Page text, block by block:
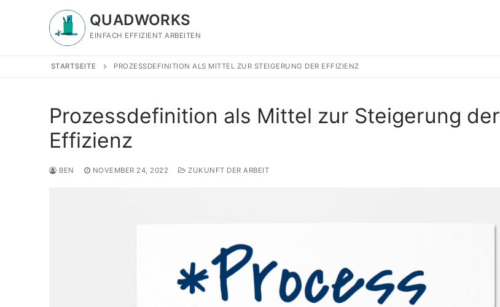
QUADWORKS
EINFACH EFFIZIENT ARBEITEN
STARTSEITE PROZESSDEFINITION ALS MITTEL ZUR STEIGERUNG DER EFFIZIENZ
Prozessdefinition als Mittel zur Steigerung der
Effizienz
BEN NOVEMBER 24, 2022 ZUKUNFT DER ARBEIT